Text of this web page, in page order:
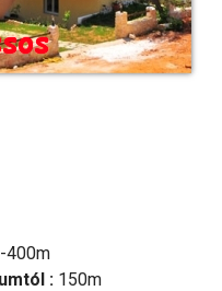
400m
: 150m